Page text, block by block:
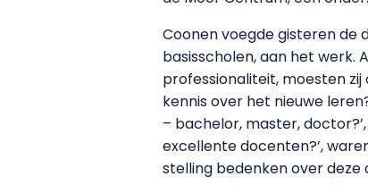
Coonen voegde gisteren de
basisscholen, aan het werk.
professionaliteit, moesten zij
kennis over het nieuwe
– bachelor, master,
excellente docenten?’,
stelling bedenken over deze